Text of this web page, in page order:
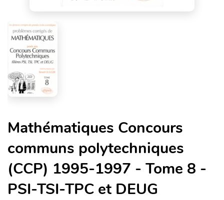
Mathématiques Concours
communs polytechniques
(CCP) 1995-1997 - Tome 8 -
PSI-TSI-TPC et DEUG